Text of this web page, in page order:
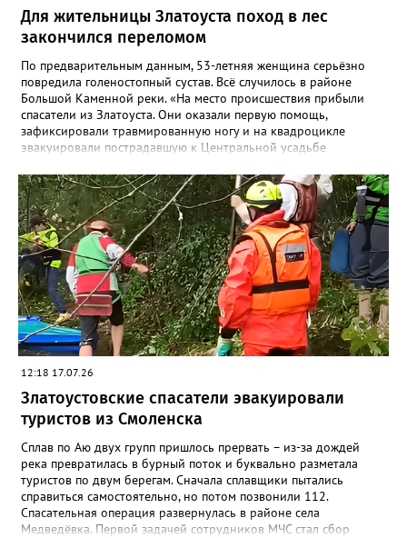
Для жительницы Златоуста поход в лес
закончился переломом
По предварительным данным, 53-летняя женщина серьёзно
повредила голеностопный сустав. Всё случилось в районе
Большой Каменной реки. «На место происшествия прибыли
спасатели из Златоуста. Они оказали первую помощь,
зафиксировали травмированную ногу и на квадроцикле
эвакуировали пострадавшую к Центральной усадьбе
помощи», - сообщили в областной поисково-спасательной
службе. Сотрудники МЧС вновь напомнили: поход в лес и в
горы требует серьёзной подготовки и правильно
подобранного снаряжения. Например, не стоит надевать обувь
с гладкой подошвой, тем более что сейчас тропы Таганая
мокрые и грязные после недавних обильных дождей.
12:18 17.07.26
Златоустовские спасатели эвакуировали
туристов из Смоленска
Сплав по Аю двух групп пришлось прервать – из-за дождей
река превратилась в бурный поток и буквально разметала
туристов по двум берегам. Сначала сплавщики пытались
справиться самостоятельно, но потом позвонили 112.
Спасательная операция развернулась в районе села
Медведёвка. Первой задачей сотрудников МЧС стал сбор